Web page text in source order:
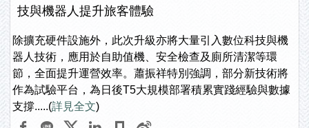
技與機器人提升旅客體驗
除擴充硬件設施外，此次升級亦將大量引入數位科技與機
器人技術，應用於自助值機、安全檢查及廁所清潔等環
節，全面提升運營效率。蕭振祥特別強調，部分新技術將
作為試驗平台，為日後T5大規模部署積累實踐經驗與數據
支撐.....(詳見全文)